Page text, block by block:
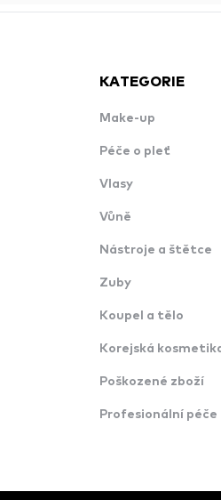
KATEGORIE
Make-up
Péče o pleť
Vlasy
Vůně
Nástroje a štětce
Zuby
Koupel a tělo
Korejská
Poškozené zboží
Profesionální péče